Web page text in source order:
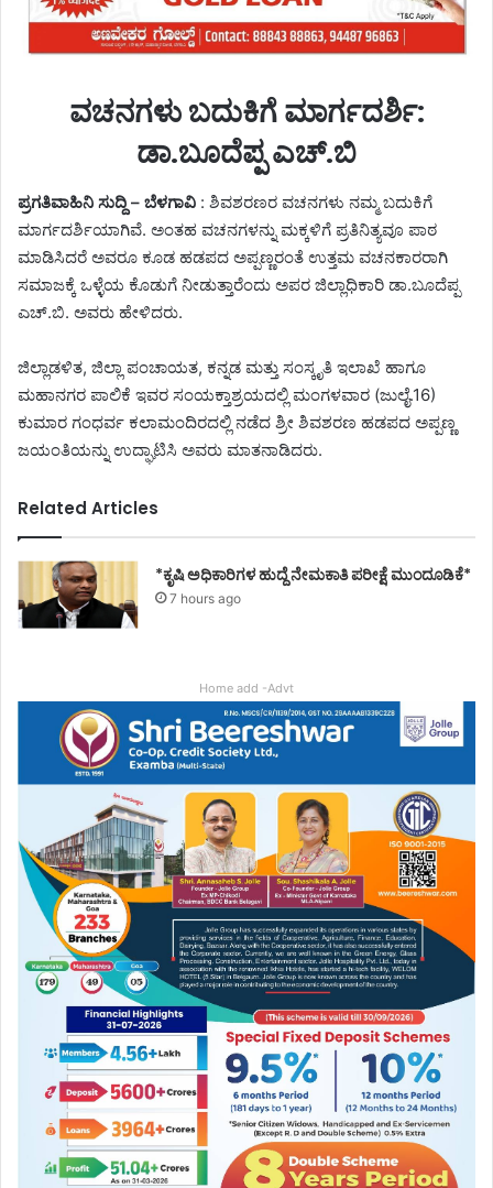
ವಚನಗಳು ಬದುಕಿಗೆ ಮಾರ್ಗದರ್ಶಿ:
ಡಾ.ಬೂದೆಪ್ಪ ಎಚ್.ಬಿ
ಪ್ರಗತಿವಾಹಿನಿ ಸುದ್ದಿ – ಬೆಳಗಾವಿ : ಶಿವಶರಣರ ವಚನಗಳು ನಮ್ಮ ಬದುಕಿಗೆ
ಮಾರ್ಗದರ್ಶಿಯಾಗಿವೆ. ಅಂತಹ ವಚನಗಳನ್ನು ಮಕ್ಕಳಿಗೆ ಪ್ರತಿನಿತ್ಯವೂ ಪಾಠ
ಮಾಡಿಸಿದರೆ ಅವರೂ ಕೂಡ ಹಡಪದ ಅಪ್ಪಣ್ಣರಂತೆ ಉತ್ತಮ ವಚನಕಾರರಾಗಿ
ಸಮಾಜಕ್ಕೆ ಒಳ್ಳೆಯ ಕೊಡುಗೆ ನೀಡುತ್ತಾರೆಂದು ಅಪರ ಜಿಲ್ಲಾಧಿಕಾರಿ ಡಾ.ಬೂದೆಪ್ಪ
ಎಚ್.ಬಿ. ಅವರು ಹೇಳಿದರು.
ಜಿಲ್ಲಾಡಳಿತ, ಜಿಲ್ಲಾ ಪಂಚಾಯತ, ಕನ್ನಡ ಮತ್ತು ಸಂಸ್ಕೃತಿ ಇಲಾಖೆ ಹಾಗೂ
ಮಹಾನಗರ ಪಾಲಿಕೆ ಇವರ ಸಂಯಕ್ತಾಶ್ರಯದಲ್ಲಿ ಮಂಗಳವಾರ (ಜುಲೈ.16)
ಕುಮಾರ ಗಂಧರ್ವ ಕಲಾಮಂದಿರದಲ್ಲಿ ನಡೆದ ಶ್ರೀ ಶಿವಶರಣ ಹಡಪದ ಅಪ್ಪಣ್ಣ
ಜಯಂತಿಯನ್ನು ಉದ್ಘಾಟಿಸಿ ಅವರು ಮಾತನಾಡಿದರು.
Related Articles
*ಕೃಷಿ ಅಧಿಕಾರಿಗಳ ಹುದ್ದೆ ನೇಮಕಾತಿ ಪರೀಕ್ಷೆ ಮುಂದೂಡಿಕೆ*
7 hours ago
Home add -Advt